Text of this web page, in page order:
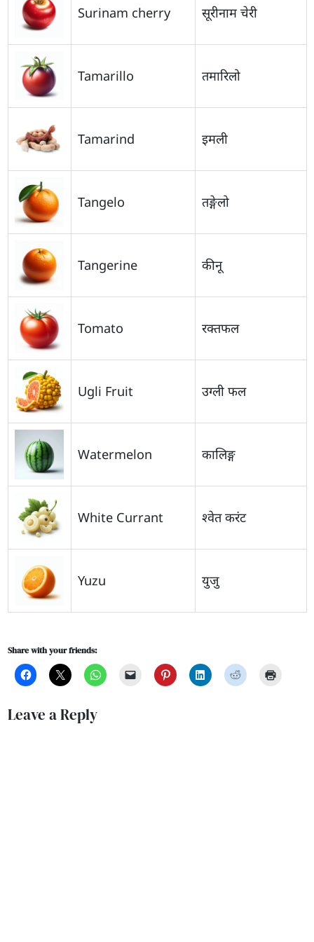
Surinam cherry सूरीनाम चेरी
Tamarillo तमारिलो
Tamarind इमली
Tangelo तङ्गेलो
Tangerine कीनू
Tomato रक्तफल
Ugli Fruit उग्ली फल
Watermelon कालिङ्ग
White Currant श्वेत करंट
Yuzu युजु
Share with your friends:
Leave a Reply